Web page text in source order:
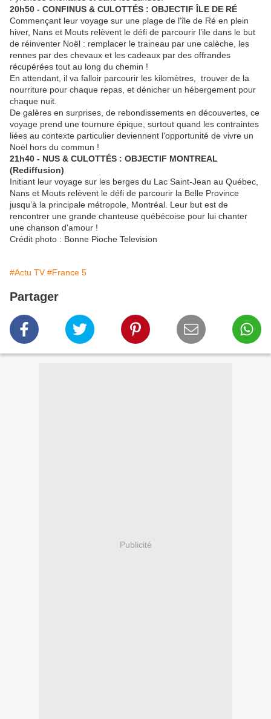
20h50 - CONFINUS & CULOTTÉS : OBJECTIF ÎLE DE RÉ
Commençant leur voyage sur une plage de l'île de Ré en plein
hiver, Nans et Mouts relèvent le défi de parcourir l’ile dans le but
de réinventer Noël : remplacer le traineau par une calèche, les
rennes par des chevaux et les cadeaux par des offrandes
récupérées tout au long du chemin !
En attendant, il va falloir parcourir les kilomètres, trouver de la
nourriture pour chaque repas, et dénicher un hébergement pour
chaque nuit.
De galères en surprises, de rebondissements en découvertes, ce
voyage prend une tournure épique, surtout quand les contraintes
liées au contexte particulier deviennent l'opportunité de vivre un
Noël hors du commun !
21h40 - NUS & CULOTTÉS : OBJECTIF MONTREAL
(Rediffusion)
Initiant leur voyage sur les berges du Lac Saint-Jean au Québec,
Nans et Mouts relèvent le défi de parcourir la Belle Province
jusqu’à la principale métropole, Montréal. Leur but est de
rencontrer une grande chanteuse québécoise pour lui chanter
une chanson d'amour !
Crédit photo : Bonne Pioche Television
#Actu TV #France 5
Partager
Publicité